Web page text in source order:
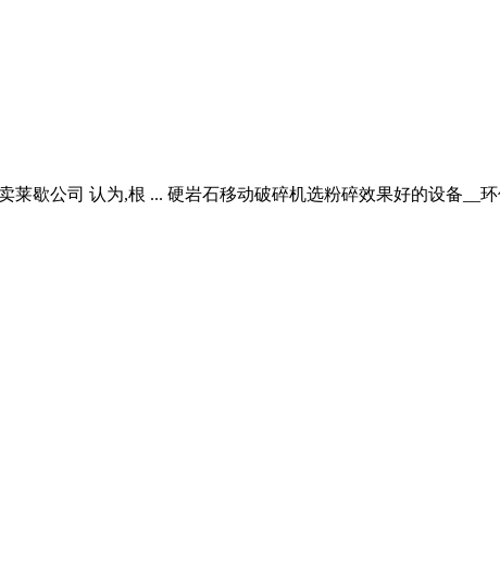
歇公司 认为,根 ... 硬岩石移动破碎机选粉碎效果好的设备__